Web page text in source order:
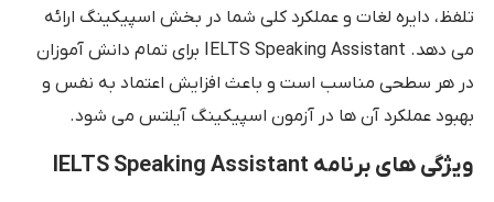
تلفظ، دایره لغات و عملکرد کلی شما در بخش اسپیکینگ ارائه
می دهد. IELTS Speaking Assistant برای تمام دانش آموزان
در هر سطحی مناسب است و باعث افزایش اعتماد به نفس و
بهبود عملکرد آن ها در آزمون اسپیکینگ آیلتس می شود.
ویژگی های برنامه IELTS Speaking Assistant